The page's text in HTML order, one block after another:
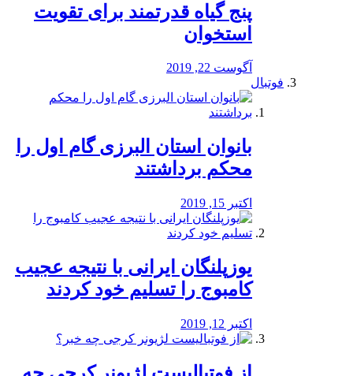
پنج گیاه قدرتمند برای تقویت
استخوان
آگوست 22, 2019
فوتبال
بانوان استان البرزی گام اول را
محكم برداشتند
اکتبر 15, 2019
یوزپلنگان ایرانی با نتیجه عجیب
کامبوج را تسلیم خود کردند
اکتبر 12, 2019